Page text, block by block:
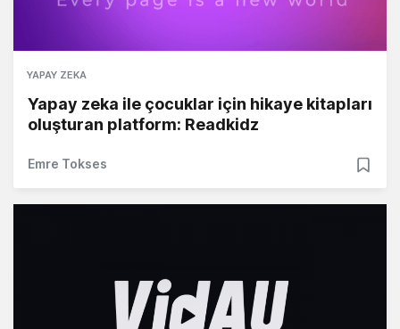
YAPAY ZEKA
Yapay zeka ile çocuklar için hikaye kitapları
oluşturan platform: Readkidz
Emre Tokses